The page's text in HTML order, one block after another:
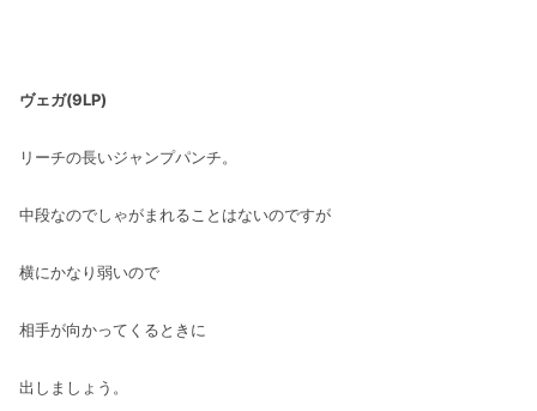
ヴェガ(9LP)
リーチの長いジャンプパンチ。
中段なのでしゃがまれることはないのですが
横にかなり弱いので
相手が向かってくるときに
出しましょう。